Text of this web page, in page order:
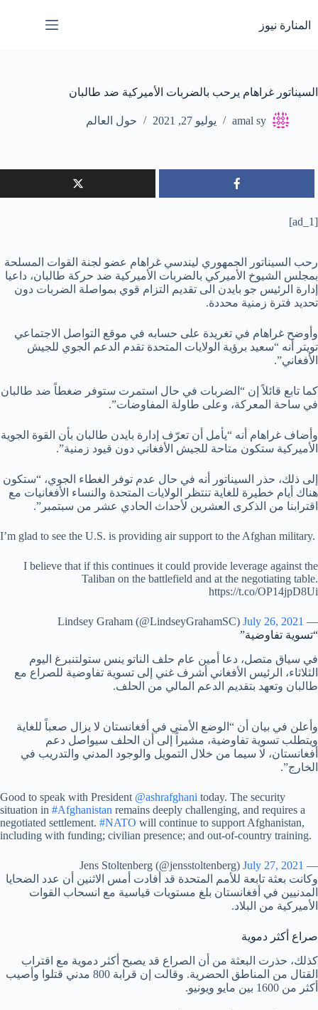
إلى
المحتوى
المنارة نيوز
السيناتور غراهام يرحب بالضربات الأميركية ضد طالبان
amal sy يوليو 27, 2021 حول العالم
[ad_1]
رحب السيناتور الجمهوري ليندسي غراهام عضو لجنة القوات المسلحة
بمجلس الشيوخ الأميركي بالضربات الأميركية ضد حركة طالبان، داعيا
إدارة الرئيس جو بايدن الى تقديم التزام قوي بمواصلة الضربات دون
تحديد فترة زمنية محددة.
وأوضح غراهام في تغريدة على حسابه في موقع التواصل الاجتماعي
تويتر أنه “سعيد برؤية الولايات المتحدة تقدم الدعم الجوي للجيش
الأفغاني”.
كما تابع قائلاً إن “الضربات في حال استمرت ستوفر ضغطاً ضد طالبان
في ساحة المعركة، وعلى طاولة المفاوضات”.
وأضاف غراهام أنه “يأمل أن تعرّف إدارة بايدن طالبان بأن القوة الجوية
الأميركية ستكون متاحة للجيش الأفغاني دون قيود زمنية”.
إلى ذلك، حذر السيناتور أنه في حال عدم توفر الغطاء الجوي، “ستكون
هناك أيام خطيرة للغاية تنتظر الولايات المتحدة والنساء الأفغانيات مع
اقترابنا من الذكرى العشرين لأحداث الحادي عشر من سبتمبر”.
I’m glad to see the U.S. is providing air support to the Afghan military.
I believe that if this continues it could provide leverage against the
Taliban on the battlefield and at the negotiating table.
https://t.co/OP14jpD8Ui
— Lindsey Graham (@LindseyGrahamSC)
July 26, 2021
“تسوية تفاوضية”
في سياق متصل، دعا أمين عام حلف الناتو ينس ستولتنبرغ اليوم
الثلاثاء، الرئيس الأفغاني أشرف غني إلى تسوية تفاوضية للصراع مع
طالبان وتعهد بتقديم الدعم المالي من الحلف.
وأعلن في بيان أن “الوضع الأمني ​​في أفغانستان لا يزال صعباً للغاية
ويتطلب تسوية تفاوضية، مشيراً إلى أن الحلف سيواصل دعم
أفغانستان، لا سيما من خلال التمويل والوجود المدني والتدريب في
الخارج”.
Good to speak with President @ashrafghani today. The security
situation in #Afghanistan remains deeply challenging, and requires a
negotiated settlement. #NATO will continue to support Afghanistan,
including with funding; civilian presence; and out-of-country training.
— Jens Stoltenberg (@jensstoltenberg)
July 27, 2021
وكانت بعثة تابعة للأمم المتحدة قد أفادت أمس الاثنين أن عدد الضحايا
المدنيين في أفغانستان بلغ مستويات قياسية مع انسحاب القوات
الأميركية من البلاد.
صراع أكثر دموية
كذلك، حذرت البعثة من أن الصراع قد يصبح أكثر دموية مع اقتراب
القتال من المناطق الحضرية. وقالت إن قرابة 800 مدني قتلوا وأصيب
أكثر من 1600 بين مايو ويونيو.